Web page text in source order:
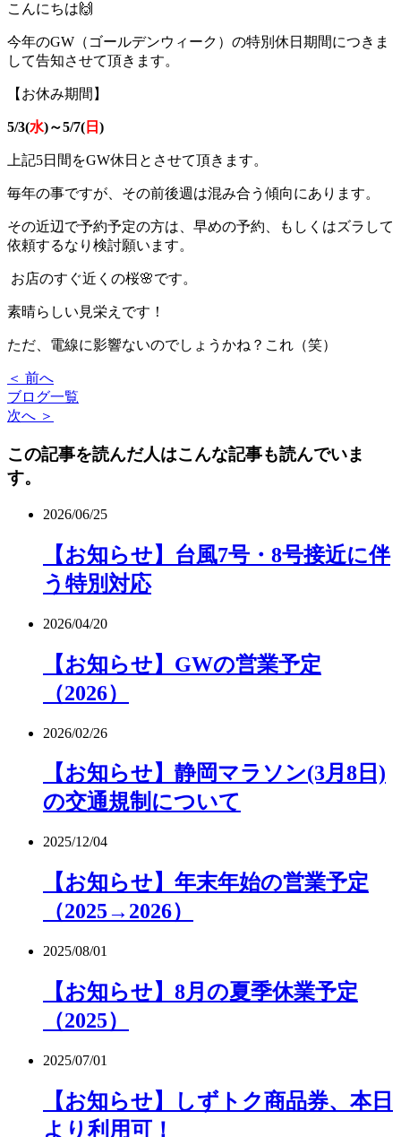
こんにちは🙌
今年のGW（ゴールデンウィーク）の特別休日期間につきま
して告知させて頂きます。
【お休み期間】
5/3(水)～5/7( 日 )
上記5日間をGW休日とさせて頂きます。
毎年の事ですが、その前後週は混み合う傾向にあります。
その近辺で予約予定の方は、早めの予約、もしくはズラして
依頼するなり検討願います。
お店のすぐ近くの桜🌸です。
素晴らしい見栄えです！
ただ、電線に影響ないのでしょうかね？これ（笑）
＜ 前へ
ブログ一覧
次へ ＞
この記事を読んだ人はこんな記事も読んでいま
す。
2026/06/25
【お知らせ】台風7号・8号接近に伴
う特別対応
2026/04/20
【お知らせ】GWの営業予定
（2026）
2026/02/26
【お知らせ】静岡マラソン(3月8日)
の交通規制について
2025/12/04
【お知らせ】年末年始の営業予定
（2025→2026）
2025/08/01
【お知らせ】8月の夏季休業予定
（2025）
2025/07/01
【お知らせ】しずトク商品券、本日
より利用可！